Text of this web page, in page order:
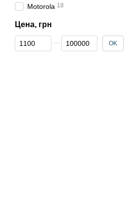
Motorola 18
Цена, грн
От Цена, грн
До Цена, грн OK